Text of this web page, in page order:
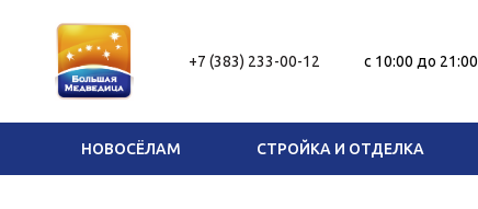
+7 (383) 233-00-12 c 10:00 до 21:00
НОВОСЁЛАМ СТРОЙКА И ОТДЕЛКА